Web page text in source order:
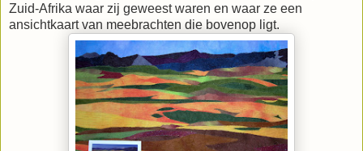
Zuid-Afrika waar zij geweest waren en waar ze een
ansichtkaart van meebrachten die bovenop ligt.